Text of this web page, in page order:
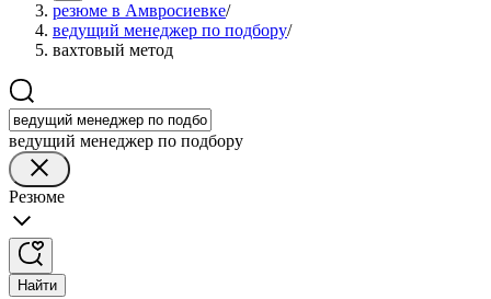
резюме в Амвросиевке/
ведущий менеджер по подбору/
вахтовый метод
ведущий менеджер по подбору
Резюме
Найти